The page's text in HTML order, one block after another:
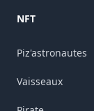
NFT
Piz'astronautes
Vaisseaux